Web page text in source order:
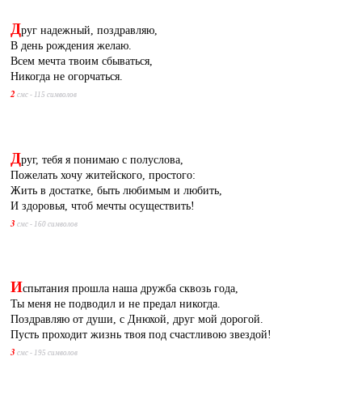
Друг надежный, поздравляю,
В день рождения желаю.
Всем мечта твоим сбываться,
Никогда не огорчаться.
2 смс - 115 символов
Друг, тебя я понимаю с полуслова,
Пожелать хочу житейского, простого:
Жить в достатке, быть любимым и любить,
И здоровья, чтоб мечты осуществить!
3 смс - 160 символов
Испытания прошла наша дружба сквозь года,
Ты меня не подводил и не предал никогда.
Поздравляю от души, с Днюхой, друг мой дорогой.
Пусть проходит жизнь твоя под счастливою звездой!
3 смс - 195 символов